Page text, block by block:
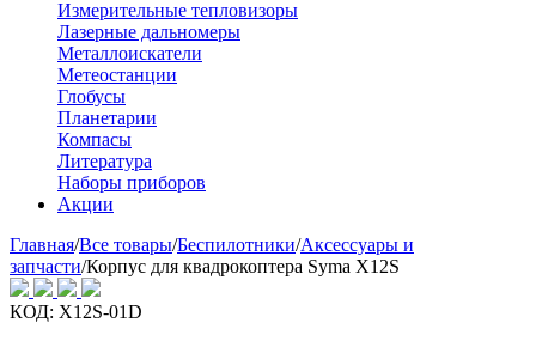
Измерительные тепловизоры
Лазерные дальномеры
Металлоискатели
Метеостанции
Глобусы
Планетарии
Компасы
Литература
Наборы приборов
Акции
Главная/Все товары/Беспилотники/Аксессуары и
запчасти/Корпус для квадрокоптера Syma X12S
КОД: X12S-01D